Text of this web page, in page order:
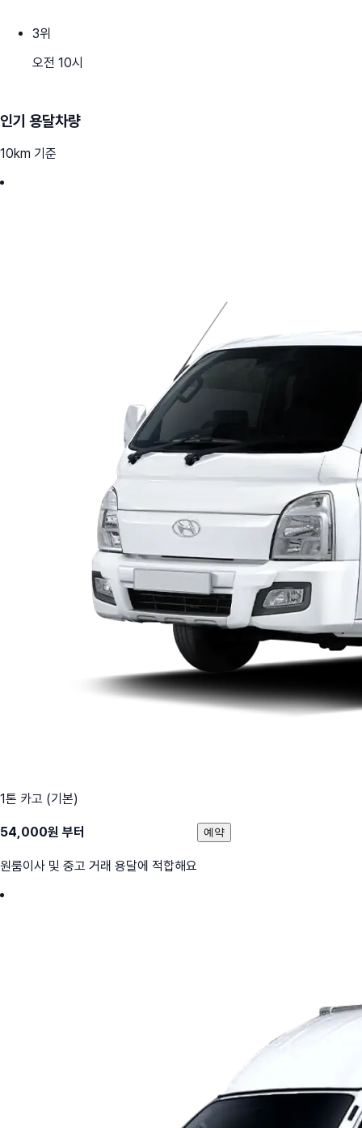
3위
오전 10시
인기 용달차량
10km 기준
1톤 카고 (기본)
54,000원 부터
원룸이사 및 중고 거래 용달에 적합해요
예약